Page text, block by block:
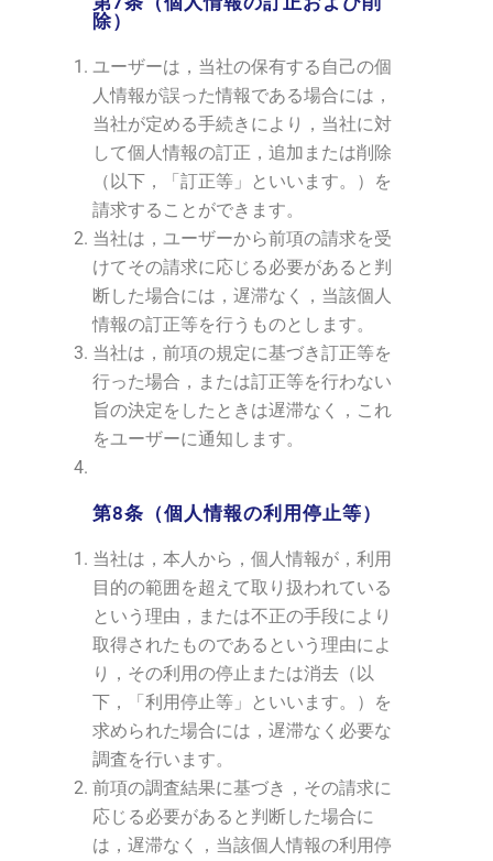
除）
ユーザーは，当社の保有する自己の個
人情報が誤った情報である場合には，
当社が定める手続きにより，当社に対
して個人情報の訂正，追加または削除
（以下，「訂正等」といいます。）を
請求することができます。
当社は，ユーザーから前項の請求を受
けてその請求に応じる必要があると判
断した場合には，遅滞なく，当該個人
情報の訂正等を行うものとします。
当社は，前項の規定に基づき訂正等を
行った場合，または訂正等を行わない
旨の決定をしたときは遅滞なく，これ
をユーザーに通知します。
第8条（個人情報の利用停止等）
当社は，本人から，個人情報が，利用
目的の範囲を超えて取り扱われている
という理由，または不正の手段により
取得されたものであるという理由によ
り，その利用の停止または消去（以
下，「利用停止等」といいます。）を
求められた場合には，遅滞なく必要な
調査を行います。
前項の調査結果に基づき，その請求に
応じる必要があると判断した場合に
は，遅滞なく，当該個人情報の利用停